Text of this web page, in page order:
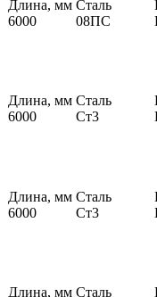
Длина, мм
6000
Сталь
08ПС
Длина, мм
6000
Сталь
Ст3
Длина, мм
6000
Сталь
Ст3
Длина, мм Сталь